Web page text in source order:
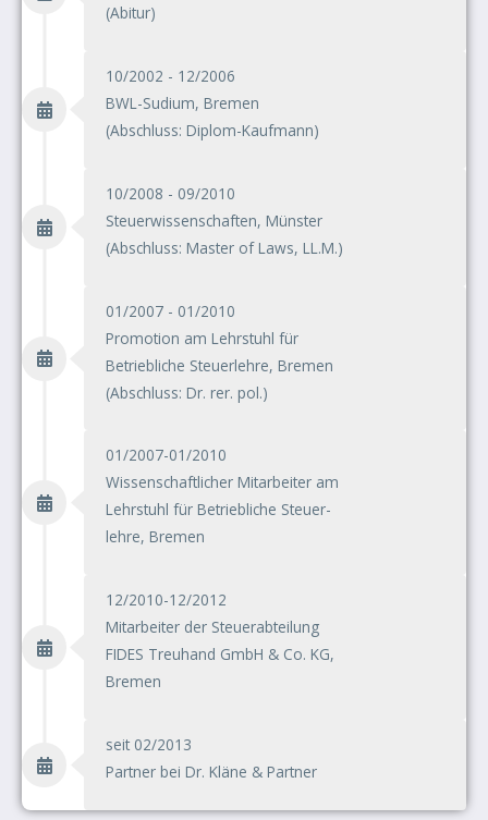
(Abitur)
10/2002 - 12/2006
BWL-Sudium, Bremen
(Abschluss: Diplom-Kaufmann)
10/2008 - 09/2010
Steuerwissenschaften, Münster
(Abschluss: Master of Laws, LL.M.)
01/2007 - 01/2010
Promotion am Lehrstuhl für
Betriebliche Steuerlehre, Bremen
(Abschluss: Dr. rer. pol.)
01/2007-01/2010
Wissenschaftlicher Mitarbeiter am
Lehrstuhl für Betriebliche Steuer-
lehre, Bremen
12/2010-12/2012
Mitarbeiter der Steuerabteilung
FIDES Treuhand GmbH & Co. KG,
Bremen
seit 02/2013
Partner bei Dr. Kläne & Partner